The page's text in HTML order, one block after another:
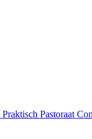
Praktisch Pastoraat